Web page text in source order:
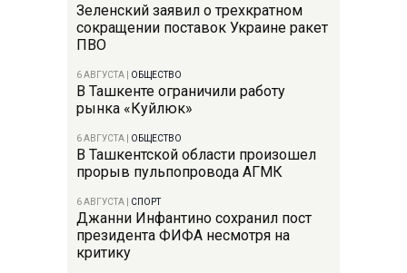
Зеленский заявил о трехкратном
сокращении поставок Украине ракет
ПВО
6 АВГУСТА ОБЩЕСТВО
В Ташкенте ограничили работу
рынка «Куйлюк»
6 АВГУСТА ОБЩЕСТВО
В Ташкентской области произошел
прорыв пульпопровода АГМК
6 АВГУСТА СПОРТ
Джанни Инфантино сохранил пост
президента ФИФА несмотря на
критику